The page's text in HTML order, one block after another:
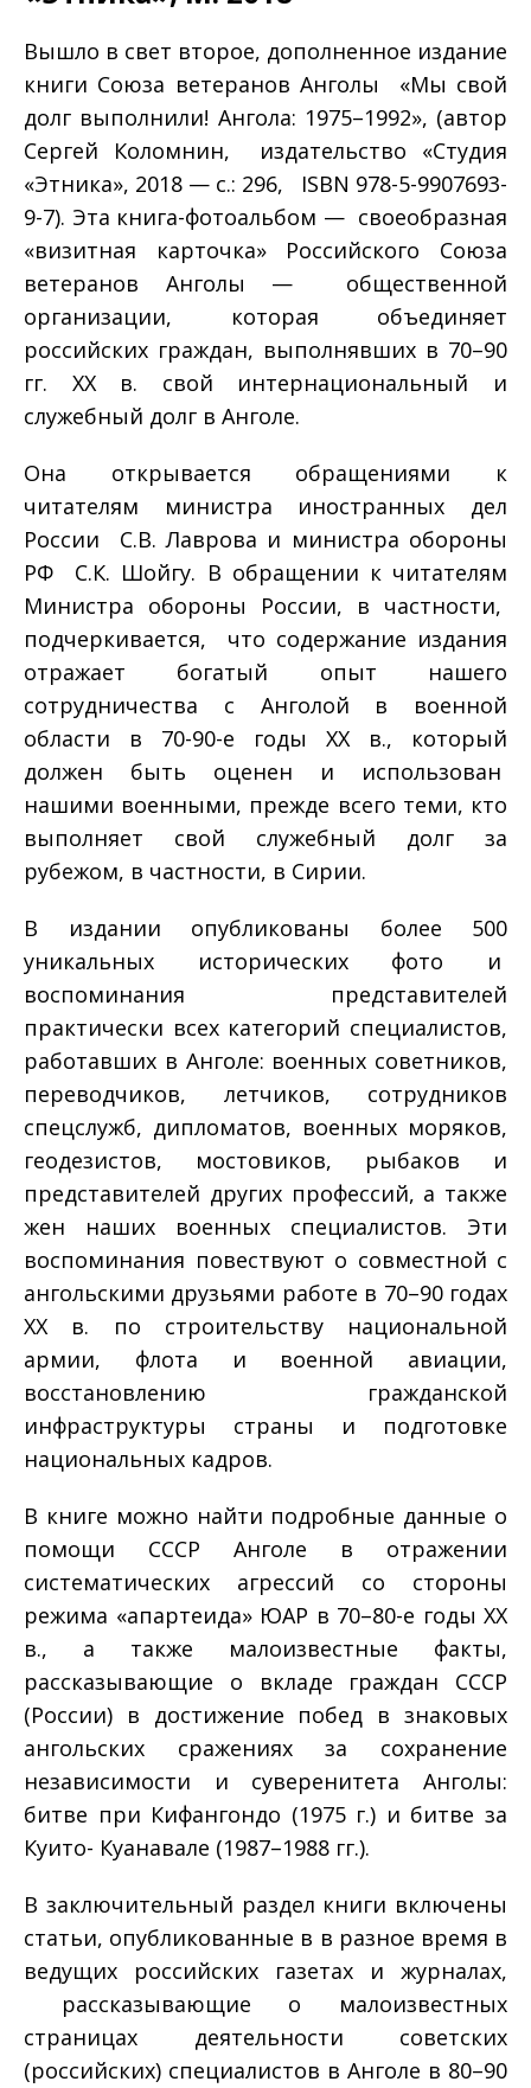
Вышло в свет второе, дополненное издание
книги Союза ветеранов Анголы «Мы свой
долг выполнили! Ангола: 1975–1992», (автор
Сергей Коломнин, издательство «Студия
«Этника», 2018 — с.: 296, ISBN 978-5-9907693-
9-7). Эта книга-фотоальбом — своеобразная
«визитная карточка» Российского Союза
ветеранов Анголы — общественной
организации, которая объединяет
российских граждан, выполнявших в 70–90
гг. ХХ в. свой интернациональный и
служебный долг в Анголе.
Она открывается обращениями к
читателям министра иностранных дел
России С.В. Лаврова и министра обороны
РФ С.К. Шойгу. В обращении к читателям
Министра обороны России, в частности,
подчеркивается, что содержание издания
отражает богатый опыт нашего
сотрудничества с Анголой в военной
области в 70-90-е годы ХХ в., который
должен быть оценен и использован
нашими военными, прежде всего теми, кто
выполняет свой служебный долг за
рубежом, в частности, в Сирии.
В издании опубликованы более 500
уникальных исторических фото и
воспоминания представителей
практически всех категорий специалистов,
работавших в Анголе: военных советников,
переводчиков, летчиков, сотрудников
спецслужб, дипломатов, военных моряков,
геодезистов, мостовиков, рыбаков и
представителей других профессий, а также
жен наших военных специалистов. Эти
воспоминания повествуют о совместной с
ангольскими друзьями работе в 70–90 годах
ХХ в. по строительству национальной
армии, флота и военной авиации,
восстановлению гражданской
инфраструктуры страны и подготовке
национальных кадров.
В книге можно найти подробные данные о
помощи СССР Анголе в отражении
систематических агрессий со стороны
режима «апартеида» ЮАР в 70–80-е годы ХХ
в., а также малоизвестные факты,
рассказывающие о вкладе граждан СССР
(России) в достижение побед в знаковых
ангольских сражениях за сохранение
независимости и суверенитета Анголы:
битве при Кифангондо (1975 г.) и битве за
Куито- Куанавале (1987–1988 гг.).
В заключительный раздел книги включены
статьи, опубликованные в в разное время в
ведущих российских газетах и журналах,
рассказывающие о малоизвестных
страницах деятельности советских
(российских) специалистов в Анголе в 80–90